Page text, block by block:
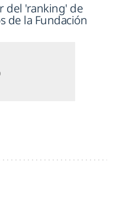
del 'ranking' de
de la Fundación